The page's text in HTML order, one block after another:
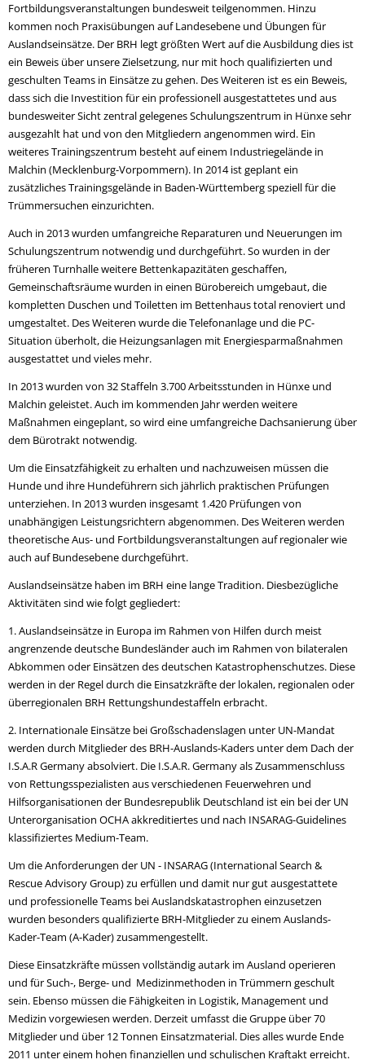
Fortbildungsveranstaltungen bundesweit teilgenommen. Hinzu
kommen noch Praxisübungen auf Landesebene und Übungen für
Auslandseinsätze. Der BRH legt größten Wert auf die Ausbildung dies ist
ein Beweis über unsere Zielsetzung, nur mit hoch qualifizierten und
geschulten Teams in Einsätze zu gehen. Des Weiteren ist es ein Beweis,
dass sich die Investition für ein professionell ausgestattetes und aus
bundesweiter Sicht zentral gelegenes Schulungszentrum in Hünxe sehr
ausgezahlt hat und von den Mitgliedern angenommen wird. Ein
weiteres Trainingszentrum besteht auf einem Industriegelände in
Malchin (Mecklenburg-Vorpommern). In 2014 ist geplant ein
zusätzliches Trainingsgelände in Baden-Württemberg speziell für die
Trümmersuchen einzurichten.
Auch in 2013 wurden umfangreiche Reparaturen und Neuerungen im
Schulungszentrum notwendig und durchgeführt. So wurden in der
früheren Turnhalle weitere Bettenkapazitäten geschaffen,
Gemeinschaftsräume wurden in einen Bürobereich umgebaut, die
kompletten Duschen und Toiletten im Bettenhaus total renoviert und
umgestaltet. Des Weiteren wurde die Telefonanlage und die PC-
Situation überholt, die Heizungsanlagen mit Energiesparmaßnahmen
ausgestattet und vieles mehr.
In 2013 wurden von 32 Staffeln 3.700 Arbeitsstunden in Hünxe und
Malchin geleistet. Auch im kommenden Jahr werden weitere
Maßnahmen eingeplant, so wird eine umfangreiche Dachsanierung über
dem Bürotrakt notwendig.
Um die Einsatzfähigkeit zu erhalten und nachzuweisen müssen die
Hunde und ihre Hundeführern sich jährlich praktischen Prüfungen
unterziehen. In 2013 wurden insgesamt 1.420 Prüfungen von
unabhängigen Leistungsrichtern abgenommen. Des Weiteren werden
theoretische Aus- und Fortbildungsveranstaltungen auf regionaler wie
auch auf Bundesebene durchgeführt.
Auslandseinsätze haben im BRH eine lange Tradition. Diesbezügliche
Aktivitäten sind wie folgt gegliedert:
1. Auslandseinsätze in Europa im Rahmen von Hilfen durch meist
angrenzende deutsche Bundesländer auch im Rahmen von bilateralen
Abkommen oder Einsätzen des deutschen Katastrophenschutzes. Diese
werden in der Regel durch die Einsatzkräfte der lokalen, regionalen oder
überregionalen BRH Rettungshundestaffeln erbracht.
2. Internationale Einsätze bei Großschadenslagen unter UN-Mandat
werden durch Mitglieder des BRH-Auslands-Kaders unter dem Dach der
I.S.A.R Germany absolviert. Die I.S.A.R. Germany als Zusammenschluss
von Rettungsspezialisten aus verschiedenen Feuerwehren und
Hilfsorganisationen der Bundesrepublik Deutschland ist ein bei der UN
Unterorganisation OCHA akkreditiertes und nach INSARAG-Guidelines
klassifiziertes Medium-Team.
Um die Anforderungen der UN - INSARAG (International Search &
Rescue Advisory Group) zu erfüllen und damit nur gut ausgestattete
und professionelle Teams bei Auslandskatastrophen einzusetzen
wurden besonders qualifizierte BRH-Mitglieder zu einem Auslands-
Kader-Team (A-Kader) zusammengestellt.
Diese Einsatzkräfte müssen vollständig autark im Ausland operieren
und für Such-, Berge- und Medizinmethoden in Trümmern geschult
sein. Ebenso müssen die Fähigkeiten in Logistik, Management und
Medizin vorgewiesen werden. Derzeit umfasst die Gruppe über 70
Mitglieder und über 12 Tonnen Einsatzmaterial. Dies alles wurde Ende
2011 unter einem hohen finanziellen und schulischen Kraftakt erreicht.